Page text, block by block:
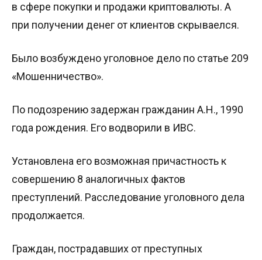
в сфере покупки и продажи криптовалюты. А
при получении денег от клиентов скрываелся.
Было возбуждено уголовное дело по статье 209
«Мошенничество».
По подозрению задержан гражданин А.Н., 1990
года рождения. Его водворили в ИВС.
Установлена его возможная причастность к
совершению 8 аналогичных фактов
преступлений. Расследование уголовного дела
продолжается.
Граждан, пострадавших от преступных